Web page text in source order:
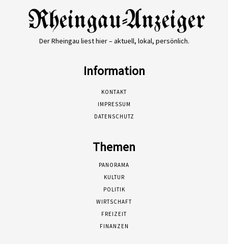
Der Rheingau liest hier – aktuell, lokal, persönlich.
Information
KONTAKT
IMPRESSUM
DATENSCHUTZ
Themen
PANORAMA
KULTUR
POLITIK
WIRTSCHAFT
FREIZEIT
FINANZEN